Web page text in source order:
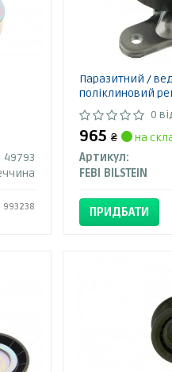
49793
993238
Паразитний /
поліклиновий
0
965₴
на
Артикул:
FEBI BILSTEIN
ПРИДБАТИ